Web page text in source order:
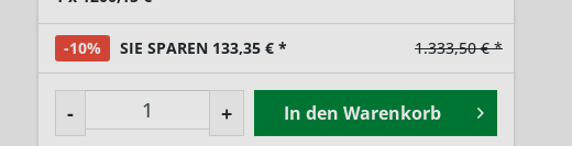
-10% SIE SPAREN 133,35 € * 1.333,50 € *
- + In den Warenkorb